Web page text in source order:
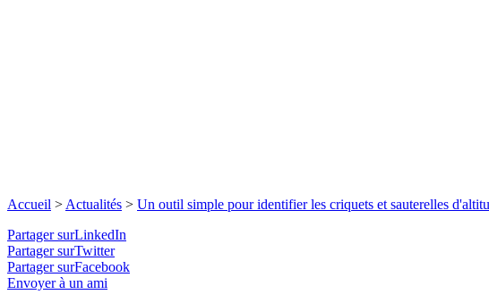
Accueil > Actualités > Un outil simple pour identifier les criquets et sauterelles
Partager surLinkedIn
Partager surTwitter
Partager surFacebook
Envoyer à un ami